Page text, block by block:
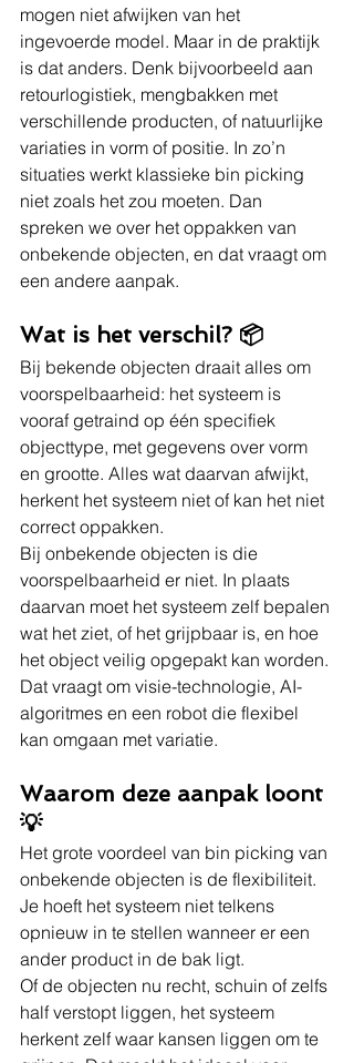
mogen niet afwijken van het
ingevoerde model. Maar in de praktijk
is dat anders. Denk bijvoorbeeld aan
retourlogistiek, mengbakken met
verschillende producten, of natuurlijke
variaties in vorm of positie. In zo’n
situaties werkt klassieke bin picking
niet zoals het zou moeten. Dan
spreken we over het oppakken van
onbekende objecten, en dat vraagt om
een andere aanpak.
Wat is het verschil? 📦
Bij bekende objecten draait alles om
voorspelbaarheid: het systeem is
vooraf getraind op één specifiek
objecttype, met gegevens over vorm
en grootte. Alles wat daarvan afwijkt,
herkent het systeem niet of kan het niet
correct oppakken.
Bij onbekende objecten is die
voorspelbaarheid er niet. In plaats
daarvan moet het systeem zelf bepalen
wat het ziet, of het grijpbaar is, en hoe
het object veilig opgepakt kan worden.
Dat vraagt om visie-technologie, AI-
algoritmes en een robot die flexibel
kan omgaan met variatie.
Waarom deze aanpak loont
💡
Het grote voordeel van bin picking van
onbekende objecten is de flexibiliteit.
Je hoeft het systeem niet telkens
opnieuw in te stellen wanneer er een
ander product in de bak ligt.
Of de objecten nu recht, schuin of zelfs
half verstopt liggen, het systeem
herkent zelf waar kansen liggen om te